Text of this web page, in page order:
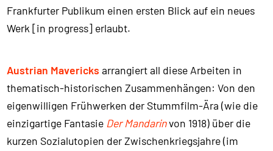
Frankfurter Publikum einen ersten Blick auf ein neues
Werk [in progress] erlaubt.
Austrian Mavericksarrangiert all diese Arbeiten in
thematisch-historischen Zusammenhängen: Von den
eigenwilligen Frühwerken der Stummfilm-Ära (wie die
einzigartige Fantasie Der Mandarinvon 1918) über die
kurzen Sozialutopien der Zwischenkriegsjahre (im